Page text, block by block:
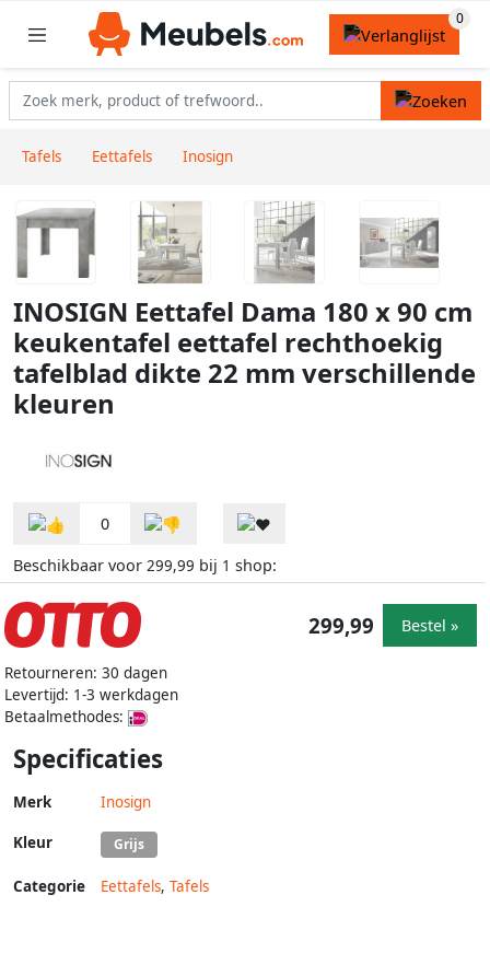
Tafels Eettafels Inosign
INOSIGN Eettafel Dama 180 x 90 cm
keukentafel eettafel rechthoekig
tafelblad dikte 22 mm verschillende
kleuren
0
Beschikbaar voor 299,99 bij 1 shop:
Retourneren: 30 dagen
Levertijd: 1-3 werkdagen
Betaalmethodes:
299,99 Bestel »
Specificaties
Merk Inosign
Kleur Grijs
Categorie Eettafels, Tafels